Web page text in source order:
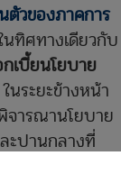
ตัวของภาคการ
นทิศทางเดียวกับ
เบี้ยนโยบาย
ในระยะข้างหน้า
จารณานโยบาย
ะปานกลางที่